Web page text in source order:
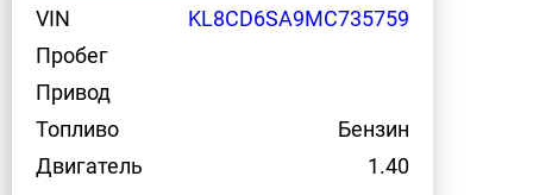
VIN
KL8CD6SA9MC735759
Пробег
Привод
Топливо
Бензин
Двигатель
1.40